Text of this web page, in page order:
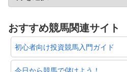
おすすめ競馬関連サイト
初心者向け投資競馬入門ガイド